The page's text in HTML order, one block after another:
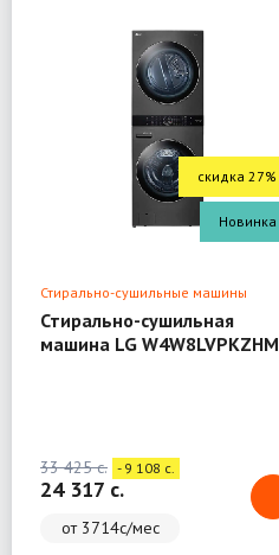
скидка 27%
Новинка
Стирально-сушильные машины
Стирально-сушильная
машина LG W4W8LVPKZHM
33 425 c. - 9 108 c.
24 317 c.
от 3714с/мес